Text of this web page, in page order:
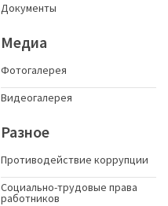
Документы
Медиа
Фотогалерея
Видеогалерея
Разное
Противодействие коррупции
Социально-трудовые права
работников